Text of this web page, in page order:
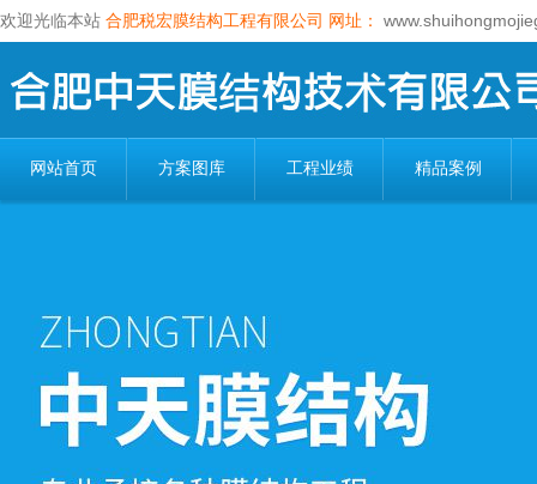
欢迎光临本站 合肥税宏膜结构工程有限公司 网址：
网站首页 方案图库 工程业绩 精品案例